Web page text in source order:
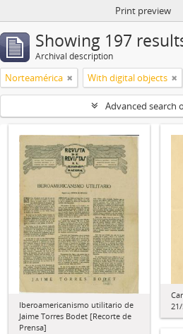
Print preview
Showing 197
Archival description
Norteamérica With digital objects
Advanced search
Iberoamericanismo utilitario de
Jaime Torres Bodet [Recorte de
Prensa]